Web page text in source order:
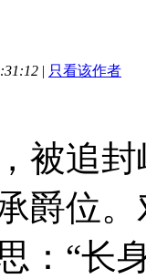
| 只看该作者
被追
爵位
：“长